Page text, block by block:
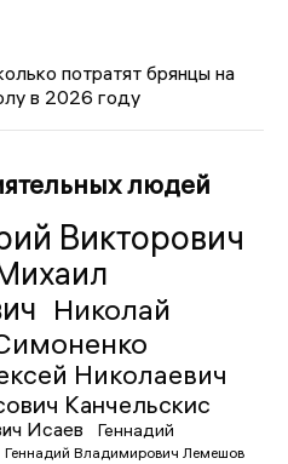
потратят брянцы на
в 2026 году
людей
Викторович
Николай
Николаевич
Канчельскис
Исаев
Геннадий
Геннадий Владимирович Лемешов